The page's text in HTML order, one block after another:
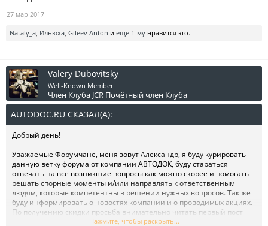
27 мар 2017
Nataly_a, Ильюха, Gileev Anton и ещё 1-му нравится это.
Valery Dubovitsky
Well-Known Member
Член Клуба JCR Почётный член Клуба
AUTODOC.RU СКАЗАЛ(А):
Добрый день!
Уважаемые Форумчане, меня зовут Александр, я буду курировать
данную ветку форума от компании АВТОДОК, буду стараться
отвечать на все возникшие вопросы как можно скорее и помогать
решать спорные моменты и/или направлять к ответственным
людям, которые компетентны в решении нужных вопросов. Так же
буду информировать о новостях компании и о проводимых акциях.
По получению скидки просьба внимательно читать первый пост
Нажмите, чтобы раскрыть...